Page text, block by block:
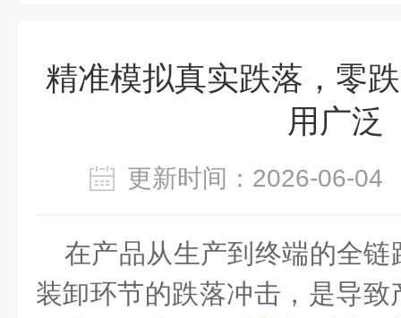
精准模拟真实跌落，零
用广泛
更新时间：2026-06-
在产品从生产到终端的全
装卸环节的跌落冲击，是导